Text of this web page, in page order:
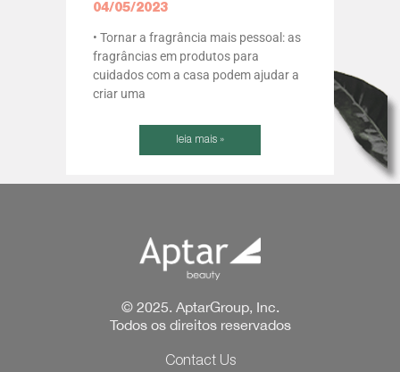
04/05/2023
• Tornar a fragrância mais pessoal: as
fragrâncias em produtos para
cuidados com a casa podem ajudar a
criar uma
leia mais »
© 2025. AptarGroup, Inc.
Todos os direitos reservados
Contact Us